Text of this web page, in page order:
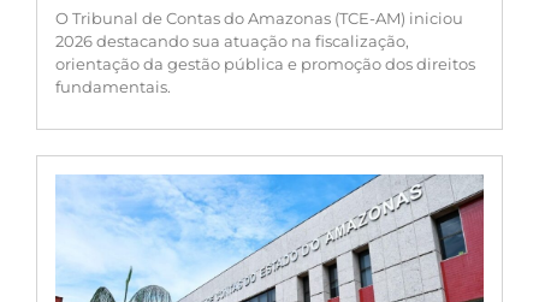
O Tribunal de Contas do Amazonas (TCE-AM) iniciou
2026 destacando sua atuação na fiscalização,
orientação da gestão pública e promoção dos direitos
fundamentais.